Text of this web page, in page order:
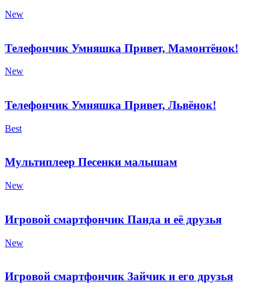
New
Телефончик Умняшка Привет, Мамонтёнок!
New
Телефончик Умняшка Привет, Львёнок!
Best
Мультиплеер Песенки малышам
New
Игровой смартфончик Панда и её друзья
New
Игровой смартфончик Зайчик и его друзья